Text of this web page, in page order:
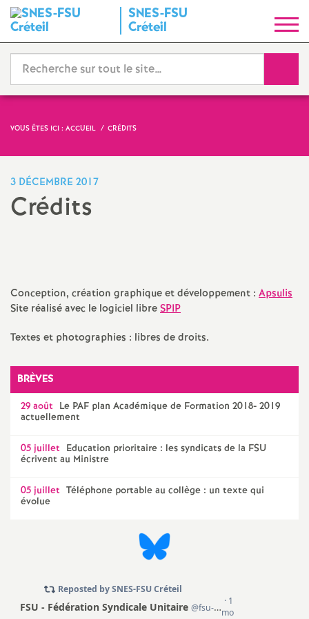
SNES-FSU
Créteil
y
n
i
N
t
i
o
n
d
VOUS ÊTES ICI : ACCUEIL CRÉDITS
3 DÉCEMBRE 2017
Crédits
Conception, création graphique et développement : Apsulis
Site réalisé avec le logiciel libreSPIP
Textes et photographies : libres de droits.
BRÈVES
29 août Le PAF plan Académique de Formation 2018- 2019
actuellement
05 juillet Education prioritaire : les syndicats de la FSU
écrivent au Ministre
05 juillet Téléphone portable au collège : un texte qui
évolue